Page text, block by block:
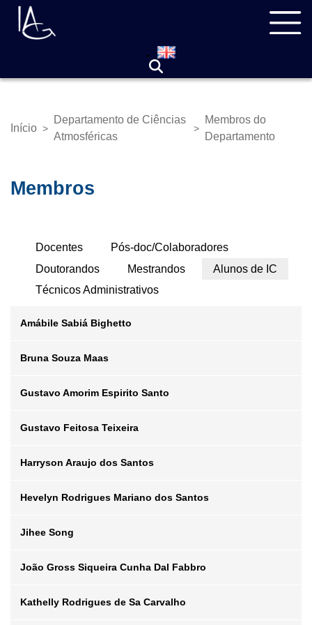
Pular
para
Trilha
Início >
Departamento de Ciências
Atmosféricas
>
Membros do
Departamento
Membros
AbasDocentes
Pós-doc/Colaboradores
Doutorandos
Mestrandos
Alunos de IC
Técnicos Administrativos
Amábile Sabiá Bighetto
Posição Aluna de IC
Orientador Micael Amore Cecchini
Bruna Souza Maas
Posição Aluna de IC
Orientador Rachel Ifanger Albrecht
Gustavo Amorim Espirito Santo
Posição Aluna de IC
Orientador Edmilson Dias de Freitas
Gustavo Feitosa Teixeira
Posição Aluna de IC
Orientador
Harryson Araujo dos Santos
Posição
Orientador Márcia Akemi Yamasoe
Hevelyn Rodrigues Mariano dos Santos
Posição Aluna de IC
Orientador Rosmeri Porfirio da Rocha
Jihee Song
Posição Aluna de IC
João Gross Siqueira Cunha Dal Fabbro
Kathelly Rodrigues de Sa Carvalho